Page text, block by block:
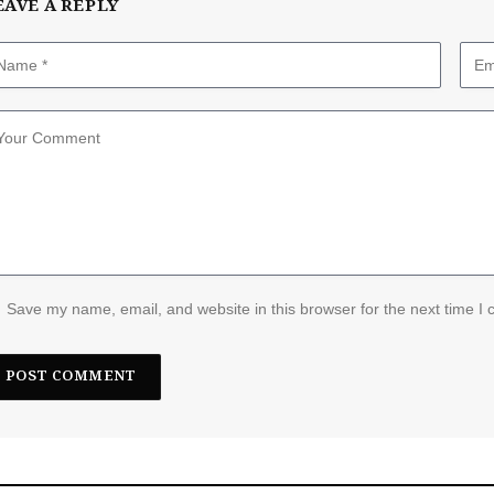
A REPLY
Save my name, email, and website in this browser for the next time I